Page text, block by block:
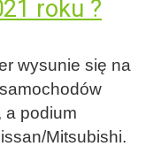
wysunie się na
a podium
Mitsubishi.